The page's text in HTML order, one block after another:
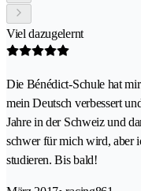
Viel dazugelernt
Die Bénédict-Schule hat
mein Deutsch verbessert
Jahre in der Schweiz und
schwer für mich wird, aber
studieren. Bis bald!